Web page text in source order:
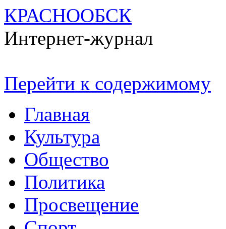
КРАСНООБСК
Интернет-журнал
Перейти к содержимому
Главная
Культура
Общество
Политика
Просвещение